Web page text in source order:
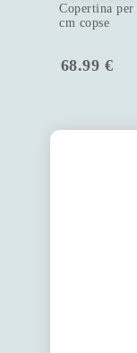
Copertina
cm copse
68.99 €